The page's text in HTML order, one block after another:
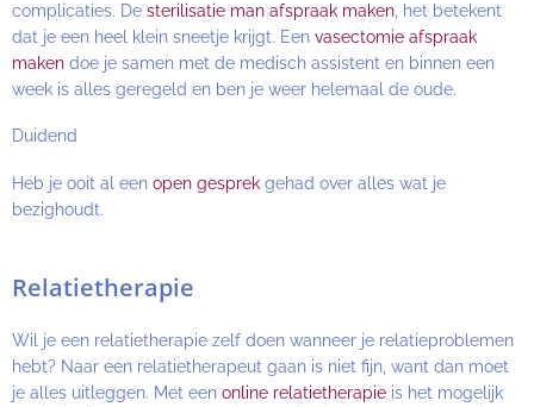
complicaties. De sterilisatie man afspraak maken , het betekent
dat je een heel klein sneetje krijgt. Een vasectomie afspraak
maken doe je samen met de medisch assistent en binnen een
week is alles geregeld en ben je weer helemaal de oude.
Duidend
Heb je ooit al een open gesprek gehad over alles wat je
bezighoudt.
Relatietherapie
Wil je een relatietherapie zelf doen wanneer je relatieproblemen
hebt? Naar een relatietherapeut gaan is niet fijn, want dan moet
je alles uitleggen. Met een online relatietherapie is het mogelijk